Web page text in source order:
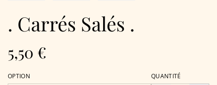
. Carrés Salés .
5,50 €
OPTION QUANTITÉ